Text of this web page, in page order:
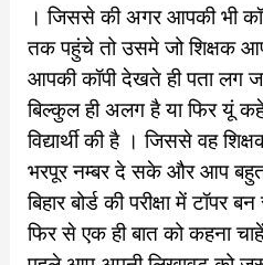
। जिससे की अगर आपकी भी
तक पहुंचे तो उसमे जो शिक्षक
आपकी कॉपी देखते ही पता लग
बिल्कुल ही अलग है या फिर यूं
विद्यार्थी की है । जिससे वह
भरपूर नम्बर दे सके और आप
बिहार बोर्ड की परीक्षा में
फिर से एक ही बात को कहना